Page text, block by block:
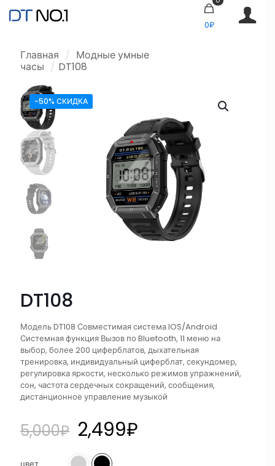
0₽
Главная / Модные умные
часы / DT108
-50% СКИДКА
DT108
Модель DT108 Совместимая система IOS/Android
Системная функция Вызов по Bluetooth, 11 меню на
выбор, более 200 циферблатов, дыхательная
тренировка, индивидуальный циферблат, секундомер,
регулировка яркости, несколько режимов упражнений,
сон, частота сердечных сокращений, сообщения,
дистанционное управление музыкой
5,000₽ 2,499₽